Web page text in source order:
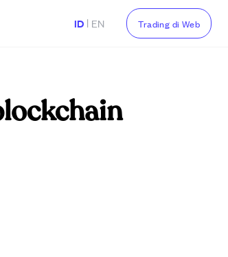
ID | EN Trading di Web